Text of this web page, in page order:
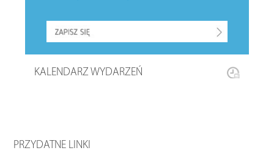
KALENDARZ WYDARZEŃ
PRZYDATNE LINKI